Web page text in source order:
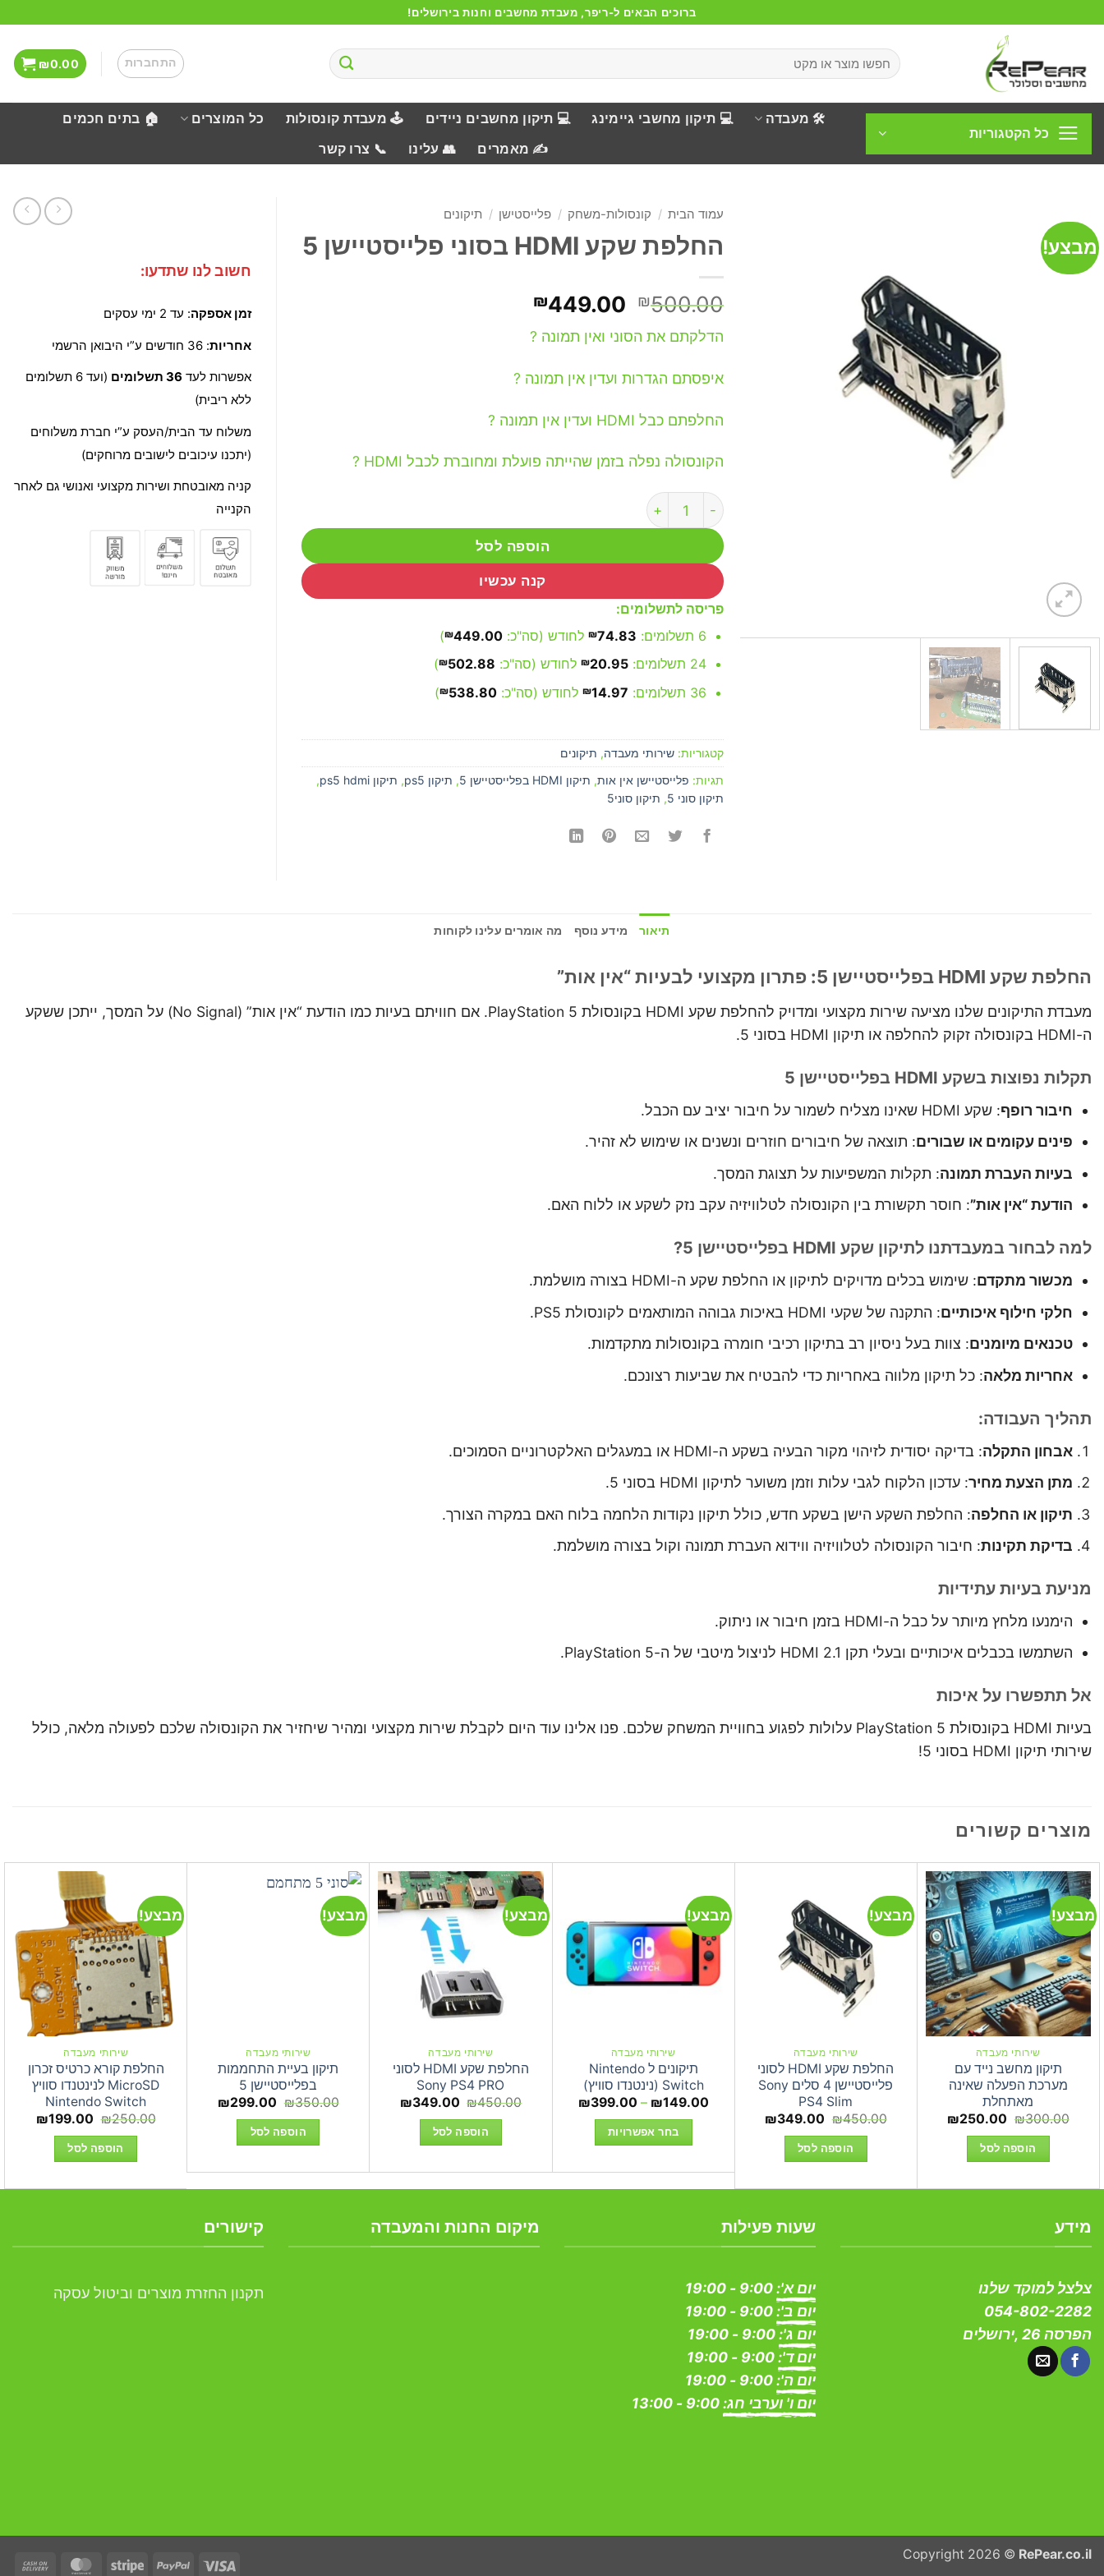
ברוכים הבאים ל-ריפר, מעבדת מחשבים וחנות בירושלים!
חיפוש
עבור:
התחברות ₪0.00
כל הקטגוריות
🛠️ מעבדה 💻 תיקון מחשבי גיימינג 💻 תיקון מחשבים ניידים 🕹️ מעבדת קונסולות כל המוצרים
🏠 בתים חכמים
✍️ מאמרים
👥 עלינו 📞 צרו קשר
מבצע!
עמוד הבית / קונסולות-משחק / פלייסטישן / תיקונים
החלפת שקע HDMI בסוני פלייסטיישן 5
₪500.00
המחיר
היה:
₪449.00 המחיר
הנוכחי
הוא:
₪449.00.
הדלקתם את הסוני ואין תמונה ?
איפסתם הגדרות ועדין אין תמונה ?
החלפתם כבל HDMI ועדין אין תמונה ?
הקונסולה נפלה בזמן שהייתה פועלת ומחוברת לכבל HDMI ?
כמות של החלפת שקע HDMI בסוני פלייסטיישן 5
הוספה לסל
קנה עכשיו
פריסה לתשלומים:
6 תשלומים:
₪74.83 לחודש (סה"כ: ₪449.00
)
24 תשלומים:
₪20.95 לחודש (סה"כ: ₪502.88
)
36 תשלומים:
₪14.97 לחודש (סה"כ: ₪538.80
)
קטגוריות: שירותי מעבדה, תיקונים
תגיות: פלייסטיישן אין אות, תיקון HDMI בפלייסטיישן 5 , תיקון ps5 , תיקון ps5 hdmi
,
תיקון סוני 5
, תיקון סוני5
חשוב לנו שתדעו:
זמן אספקה: עד 2 ימי עסקים
אחריות: 36 חודשים ע”י היבואן הרשמי
אפשרות לעד 36 תשלומים
(ועד 6 תשלומים
ללא ריבית)
משלוח עד הבית/העסק ע”י חברת משלוחים
(יתכנו עיכובים לישובים מרוחקים)
קניה מאובטחת ושירות מקצועי ואנושי גם לאחר
הקנייה
תיאור מידע נוסף מה אומרים עלינו לקוחות
החלפת שקע HDMI בפלייסטיישן 5: פתרון מקצועי לבעיות “אין אות”
מעבדת התיקונים שלנו מציעה שירות מקצועי ומדויק להחלפת שקע HDMI בקונסולת PlayStation 5. אם חוויתם בעיות כמו הודעת “אין אות” (No Signal) על המסך, ייתכן ששקע
ה-HDMI בקונסולה זקוק להחלפה או תיקון HDMI בסוני 5.
תקלות נפוצות בשקע HDMI בפלייסטיישן 5
חיבור רופף: שקע HDMI שאינו מצליח לשמור על חיבור יציב עם הכבל.
פינים עקומים או שבורים: תוצאה של חיבורים חוזרים ונשנים או שימוש לא זהיר.
בעיות העברת תמונה: תקלות המשפיעות על תצוגת המסך.
הודעת “אין אות”: חוסר תקשורת בין הקונסולה לטלוויזיה עקב נזק לשקע או ללוח האם.
למה לבחור במעבדתנו לתיקון שקע HDMI בפלייסטיישן 5?
מכשור מתקדם: שימוש בכלים מדויקים לתיקון או החלפת שקע ה-HDMI בצורה מושלמת.
חלקי חילוף איכותיים: התקנה של שקעי HDMI באיכות גבוהה המותאמים לקונסולת PS5.
טכנאים מיומנים: צוות בעל ניסיון רב בתיקון רכיבי חומרה בקונסולות מתקדמות.
אחריות מלאה: כל תיקון מלווה באחריות כדי להבטיח את שביעות רצונכם.
תהליך העבודה:
אבחון התקלה: בדיקה יסודית לזיהוי מקור הבעיה בשקע ה-HDMI או במעגלים האלקטרוניים הסמוכים.
מתן הצעת מחיר: עדכון הלקוח לגבי עלות וזמן משוער לתיקון HDMI בסוני 5.
תיקון או החלפה: החלפת השקע הישן בשקע חדש, כולל תיקון נקודות הלחמה בלוח האם במקרה הצורך.
בדיקת תקינות: חיבור הקונסולה לטלוויזיה ווידוא העברת תמונה וקול בצורה מושלמת.
מניעת בעיות עתידיות
הימנעו מלחץ מיותר על כבל ה-HDMI בזמן חיבור או ניתוק.
השתמשו בכבלים איכותיים ובעלי תקן HDMI 2.1 לניצול מיטבי של ה-PlayStation 5.
אל תתפשרו על איכות
בעיות HDMI בקונסולת PlayStation 5 עלולות לפגוע בחוויית המשחק שלכם. פנו אלינו עוד היום לקבלת שירות מקצועי ומהיר שיחזיר את הקונסולה שלכם לפעולה מלאה, כולל
שירותי תיקון HDMI בסוני 5!
מוצרים קשורים
מבצע!
שירותי מעבדה
תיקון מחשב נייד עם
מערכת הפעלה שאינה
מאתחלת
₪300.00 המחיר
היה:
₪300.00.
₪250.00 המחיר
הוספה לסל
מבצע!
שירותי מעבדה
החלפת שקע HDMI לסוני
פלייסטיישן 4 סלים Sony
PS4 Slim
₪450.00 המחיר
היה:
₪450.00.
₪349.00
הוספה לסל
מבצע!
שירותי מעבדה
תיקונים ל Nintendo
Switch (נינטנדו סוויץ)
₪149.00
–
₪399.00
בחר אפשרויות
זה
מבצע!
שירותי מעבדה
החלפת שקע HDMI לסוני
Sony PS4 PRO
₪450.00 המחיר
היה:
₪450.00.
₪349.00
הוספה לסל
מבצע!
שירותי מעבדה
תיקון בעיית התחממות
בפלייסטיישן 5
₪350.00 המחיר
היה:
₪350.00.
₪299.00
הוספה לסל
מבצע!
שירותי מעבדה
החלפת קורא כרטיס זכרון
MicroSD לנינטנדו סוויץ
Nintendo Switch
₪250.00 המחיר
היה:
₪250.00.
₪199.00
הוספה לסל
מידע
צלצל למוקד שלנו
054-802-2282
הפרסה 26 ,ירושלים
שעות פעילות
יום א':
יום ב':
יום ג':
יום ד':
יום ה':
יום ו' וערבי חג:
מיקום החנות והמעבדה קישורים
תקנון החזרת מוצרים וביטול עסקה
Visa
PayPal
Stripe
Copyright 2026 © RePear.co.il